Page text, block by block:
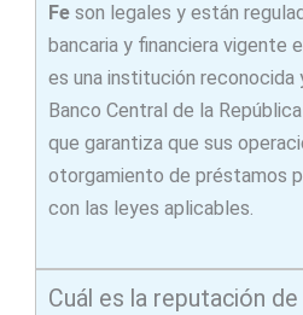
Feson legales y están
bancaria y financiera vigente
es una institución reconocida
Banco Central de la
que garantiza que sus
otorgamiento de préstamos
con las leyes aplicables.
Cuál es la reputación